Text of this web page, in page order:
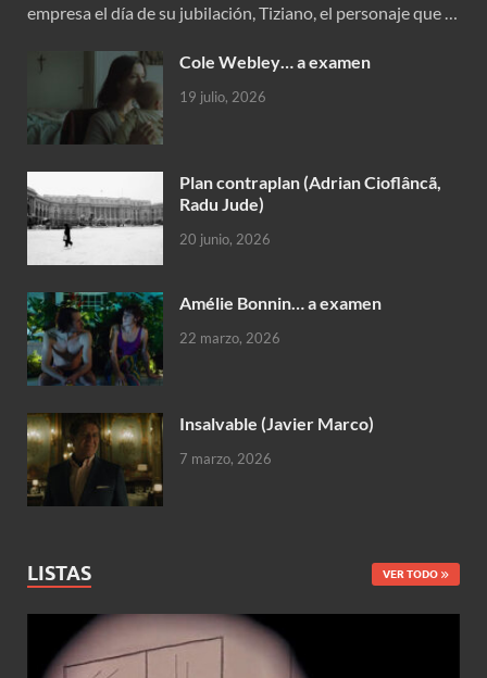
empresa el día de su jubilación, Tiziano, el personaje que …
Cole Webley… a examen
19 julio, 2026
Plan contraplan (Adrian Cioflâncã,
Radu Jude)
20 junio, 2026
Amélie Bonnin… a examen
22 marzo, 2026
Insalvable (Javier Marco)
7 marzo, 2026
LISTAS VER TODO